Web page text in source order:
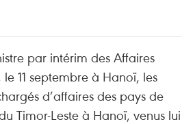
par intérim des Affaires
11 septembre à Hanoï, les
d’affaires des pays de
Timor-Leste à Hanoï, venus lui